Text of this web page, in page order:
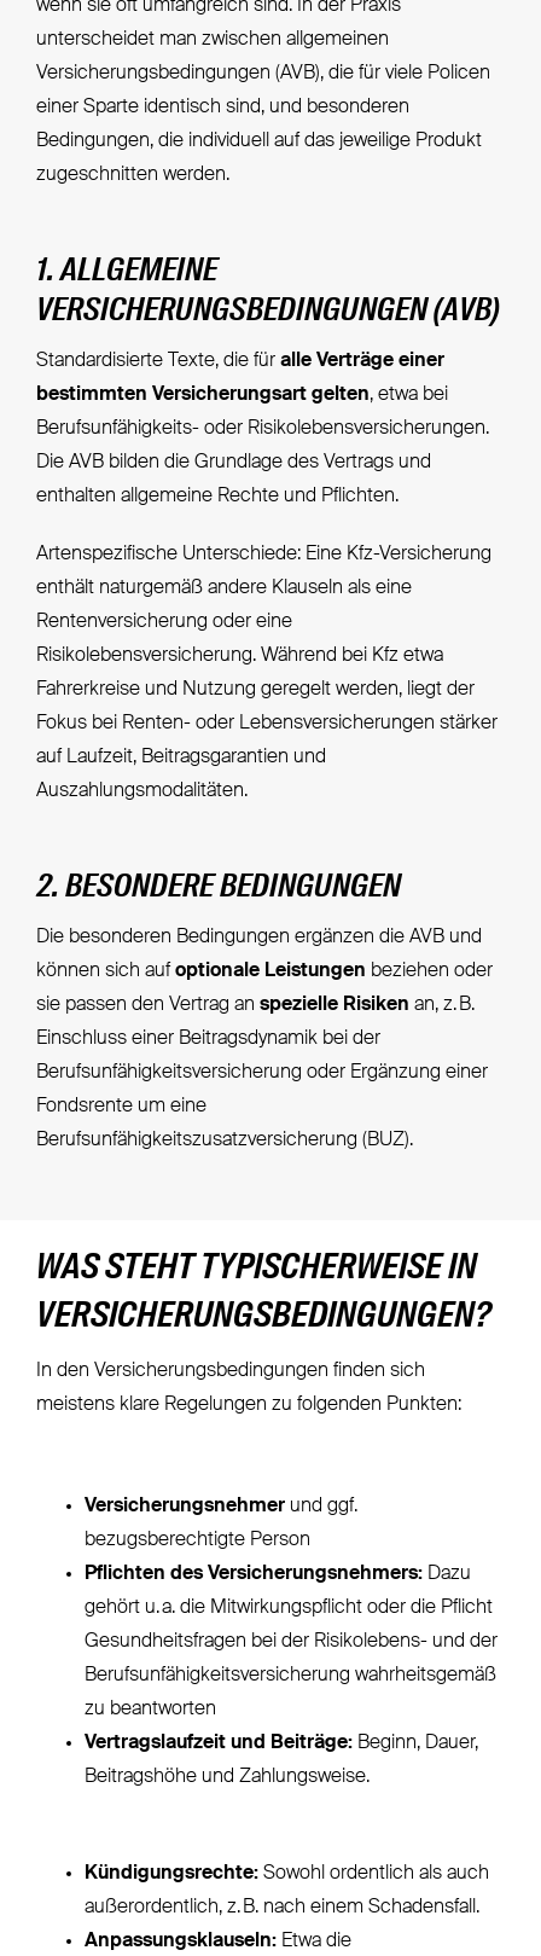
wenn sie oft umfangreich sind. In der Praxis
unterscheidet man zwischen allgemeinen
Versicherungsbedingungen (AVB), die für viele Policen
einer Sparte identisch sind, und besonderen
Bedingungen, die individuell auf das jeweilige Produkt
zugeschnitten werden.
1. ALLGEMEINE
VERSICHERUNGSBEDINGUNGEN (AVB)
Standardisierte Texte, die für alle Verträge einer
bestimmten Versicherungsart gelten, etwa bei
Berufsunfähigkeits- oder Risikolebensversicherungen.
Die AVB bilden die Grundlage des Vertrags und
enthalten allgemeine Rechte und Pflichten.
Artenspezifische Unterschiede: Eine Kfz-Versicherung
enthält naturgemäß andere Klauseln als eine
Rentenversicherung oder eine
Risikolebensversicherung. Während bei Kfz etwa
Fahrerkreise und Nutzung geregelt werden, liegt der
Fokus bei Renten- oder Lebensversicherungen stärker
auf Laufzeit, Beitragsgarantien und
Auszahlungsmodalitäten.
2. BESONDERE BEDINGUNGEN
Die besonderen Bedingungen ergänzen die AVB und
können sich aufoptionale Leistungen beziehen oder
sie passen den Vertrag an spezielle Risiken an, z. B.
Einschluss einer Beitragsdynamik bei der
Berufsunfähigkeitsversicherung oder Ergänzung einer
Fondsrente um eine
Berufsunfähigkeitszusatzversicherung (BUZ).
WAS STEHT TYPISCHERWEISE IN
VERSICHERUNGSBEDINGUNGEN?
In den Versicherungsbedingungen finden sich
meistens klare Regelungen zu folgenden Punkten:
Versicherungsnehmerund ggf.
bezugsberechtigte Person
Pflichten des Versicherungsnehmers:Dazu
gehört u. a. die Mitwirkungspflicht oder die Pflicht
Gesundheitsfragen bei der Risikolebens- und der
Berufsunfähigkeitsversicherung wahrheitsgemäß
zu beantworten
Vertragslaufzeit und Beiträge:Beginn, Dauer,
Beitragshöhe und Zahlungsweise.
Kündigungsrechte:Sowohl ordentlich als auch
außerordentlich, z. B. nach einem Schadensfall.
Anpassungsklauseln:Etwa die